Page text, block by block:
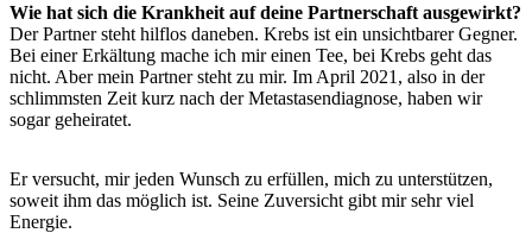
Wie hat sich die Krankheit auf deine Partnerschaft ausgewirkt?
Der Partner steht hilflos daneben. Krebs ist ein unsichtbarer Gegner.
Bei einer Erkältung mache ich mir einen Tee, bei Krebs geht das
nicht. Aber mein Partner steht zu mir. Im April 2021, also in der
schlimmsten Zeit kurz nach der Metastasendiagnose, haben wir
sogar geheiratet.
Er versucht, mir jeden Wunsch zu erfüllen, mich zu unterstützen,
soweit ihm das möglich ist. Seine Zuversicht gibt mir sehr viel
Energie.